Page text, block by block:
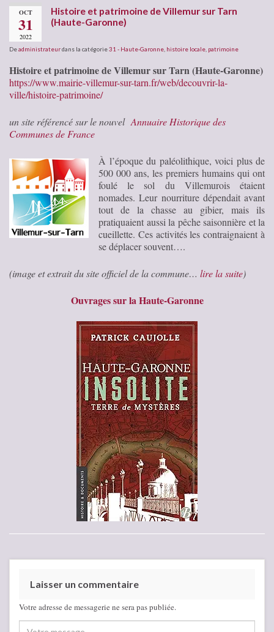
OCT
31
2022
Histoire et patrimoine de Villemur sur Tarn
(Haute-Garonne)
Deadministrateurdans la catégorie31 - Haute-Garonne histoire locale patrimoine
Histoire et patrimoine de Villemur sur Tarn (Haute-Garonne)
https://www.mairie-villemur-sur-tarn.fr/web/decouvrir-la-
ville/histoire-patrimoine/
un site référencé sur le nouvel Annuaire Historique des
Communes de France
À l’époque du paléolithique, voici plus de
500 000 ans, les premiers humains qui ont
foulé le sol du Villemurois étaient
nomades. Leur nourriture dépendait avant
tout de la chasse au gibier, mais ils
pratiquaient aussi la pêche saisonnière et la
cueillette. Ces activités les contraignaient à
se déplacer souvent….
(image et extrait du site officiel de la commune… lire la suite)
Ouvrages sur la Haute-Garonne
Laisser un commentaire
Votre adresse de messagerie ne sera pas publiée.